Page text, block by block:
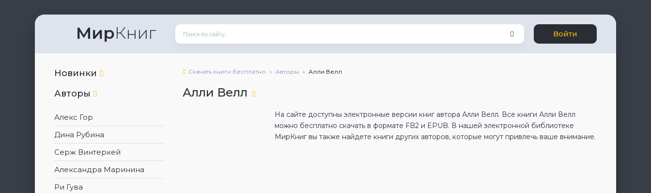
МирКниг Войти
Новинки
Авторы
Алекс Гор
Дина Рубина
Серж Винтеркей
Александра Маринина
Ри Гува
Скачать книги бесплатно Авторы Алли Велл
Алли Велл
На сайте доступны электронные версии книг автора Алли Велл. Все книги Алли Велл
можно бесплатно скачать в формате FB2 и EPUB. В нашей электронной библиотеке
МирКниг вы также найдете книги других авторов, которые могут привлечь ваше внимание.